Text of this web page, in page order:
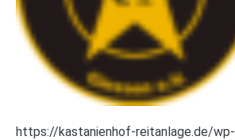
https://kastanienhof-reitanlage.de/wp-